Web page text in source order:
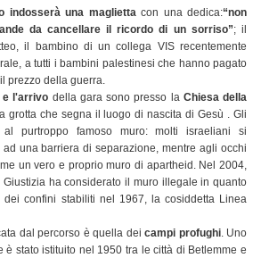
indosserà una magliettacon una dedica:“non
da cancellare il ricordo di un sorriso”; il
il bambino di un collega VIS recentemente
a tutti i bambini palestinesi che hanno pagato
prezzo della guerra.
e l'arrivo della gara sono presso la Chiesa della
grotta che segna il luogo di nascita di Gesù . Gli
al purtroppo famoso muro: molti israeliani si
una barriera di separazione, mentre agli occhi
un vero e proprio muro di apartheid. Nel 2004,
Giustizia ha considerato il muro illegale in quanto
dei confini stabiliti nel 1967, la cosiddetta Linea
dal percorso è quella dei campi profughi. Uno
è stato istituito nel 1950 tra le città di Betlemme e